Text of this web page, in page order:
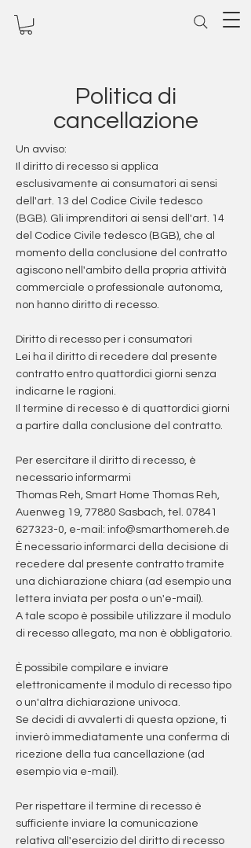
Politica di
cancellazione
Un avviso:
Il diritto di recesso si applica
esclusivamente ai consumatori ai sensi
dell'art. 13 del Codice Civile tedesco
(BGB). Gli imprenditori ai sensi dell'art. 14
del Codice Civile tedesco (BGB), che al
momento della conclusione del contratto
agiscono nell'ambito della propria attività
commerciale o professionale autonoma,
non hanno diritto di recesso.
Diritto di recesso per i consumatori
Lei ha il diritto di recedere dal presente
contratto entro quattordici giorni senza
indicarne le ragioni.
Il termine di recesso è di quattordici giorni
a partire dalla conclusione del contratto.
Per esercitare il diritto di recesso, è
necessario informarmi
Thomas Reh, Smart Home Thomas Reh,
Auenweg 19, 77880 Sasbach, tel. 07841
627323-0, e-mail: info@smarthomereh.de
È necessario informarci della decisione di
recedere dal presente contratto tramite
una dichiarazione chiara (ad esempio una
lettera inviata per posta o un'e-mail).
A tale scopo è possibile utilizzare il modulo
di recesso allegato, ma non è obbligatorio.
È possibile compilare e inviare
elettronicamente il modulo di recesso tipo
o un'altra dichiarazione univoca.
Se decidi di avvalerti di questa opzione, ti
invierò immediatamente una conferma di
ricezione della tua cancellazione (ad
esempio via e-mail).
Per rispettare il termine di recesso è
sufficiente inviare la comunicazione
relativa all'esercizio del diritto di recesso